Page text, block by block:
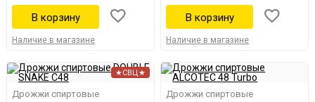
Наличие в магазине Наличие в магазине
★СВЦ★
Дрожжи спиртовые Дрожжи спиртовые